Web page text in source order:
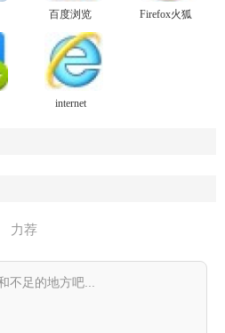
百度浏览
器2017
Firefox火狐
internet
力荐